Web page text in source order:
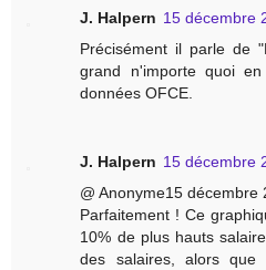
J. Halpern 15 décembre
Précisément il parle de
grand n'importe quoi
données OFCE.
J. Halpern 15 décembre
@ Anonyme15 décembre
Parfaitement ! Ce
10% de plus hauts
des salaires, alors